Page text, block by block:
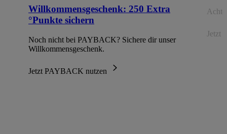
Willkommensgeschenk: 250 Extra
°Punkte sichern
Noch nicht bei PAYBACK? Sichere dir unser
Willkommensgeschenk.
Jetzt PAYBACK nutzen
Jetzt